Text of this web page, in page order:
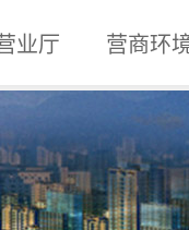
业厅 营商环